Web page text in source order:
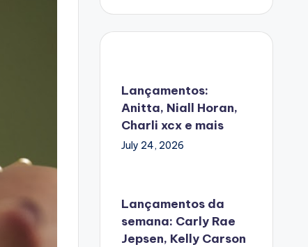
Lançamentos:
Anitta, Niall Horan,
Charli xcx e mais
July 24, 2026
Lançamentos da
semana: Carly Rae
Jepsen, Kelly Carson